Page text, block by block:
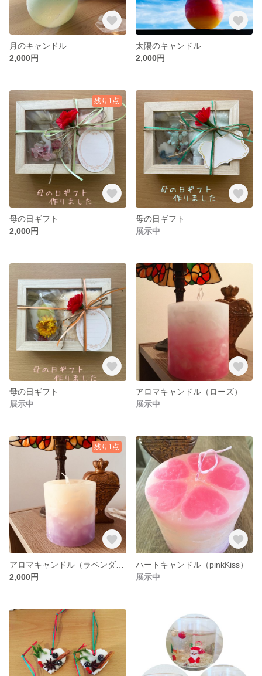
月のキャンドル
2,000円
太陽のキャンドル
2,000円
残り1点
母の日ギフト
2,000円
母の日ギフト
展示中
母の日ギフト
展示中
アロマキャンドル（ローズ）
展示中
残り1点
2,000円
ハートキャンドル（pinkKiss）
展示中